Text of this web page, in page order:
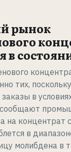
рынок
в
тих,
в
на концентрат
в
молибдена в